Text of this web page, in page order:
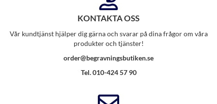
KONTAKTA OSS
Vår kundtjänst hjälper dig gärna och svarar på dina frågor om våra
produkter och tjänster!
order@begravningsbutiken.se
Tel. 010-424 57 90